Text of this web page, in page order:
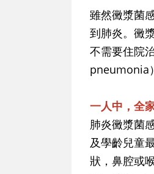
雖然黴漿菌
到肺炎。黴
不需要住院
pneumonia
一人中，全
肺炎黴漿菌
及學齡兒童
狀，鼻腔或